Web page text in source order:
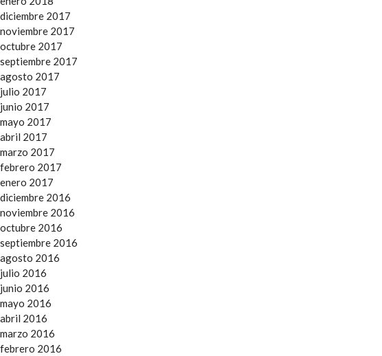
diciembre 2017
noviembre 2017
octubre 2017
septiembre 2017
agosto 2017
julio 2017
junio 2017
mayo 2017
abril 2017
marzo 2017
febrero 2017
enero 2017
diciembre 2016
noviembre 2016
octubre 2016
septiembre 2016
agosto 2016
julio 2016
junio 2016
mayo 2016
abril 2016
marzo 2016
febrero 2016